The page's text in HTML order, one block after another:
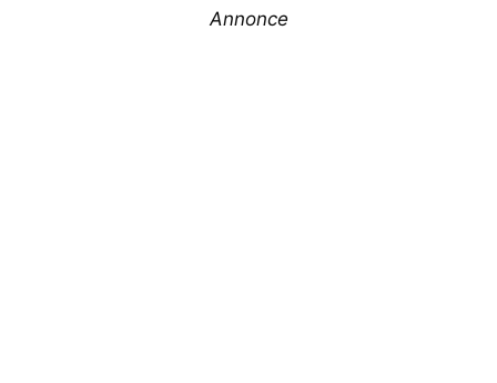
Annonce